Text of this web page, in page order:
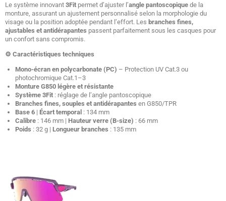
Le système innovant 3Fit permet d’ajuster l’angle pantoscopique de la
monture, assurant un ajustement personnalisé selon la morphologie du
visage ou la position adoptée pendant l’effort. Les branches fines,
ajustables et antidérapantes passent parfaitement sous les casques pour
un confort sans compromis.
⚙️ Caractéristiques techniques
Mono-écran en polycarbonate (PC) – Protection UV Cat.3 ou
photochromique Cat.1–3
Monture G850 légère et résistante
Système 3Fit: réglage de l’angle pantoscopique
Branches fines, souples et antidérapantes en G850/TPR
Base 6| Écart temporal: 134 mm
Calibre: 146 mm | Hauteur verre (B-size) : 66 mm
Poids : 32 g | Longueur branches : 135 mm